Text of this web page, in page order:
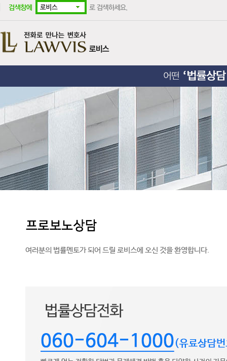
여러분의 법률멘토가 되어 드릴 로비스에 오신 것을 환영합니다.